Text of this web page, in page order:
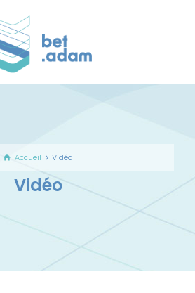
Accueil Vidéo
Vidéo